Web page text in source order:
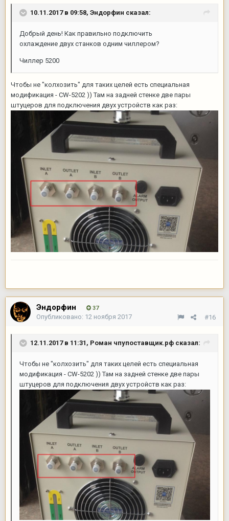
10.11.2017 в 09:58, Эндорфин сказал:
Добрый день! Как правильно подключить
охлаждение двух станков одним чиллером?
Чиллер 5200
Чтобы не "колхозить" для таких целей есть специальная
модификация - CW-5202 )) Там на задней стенке две пары
штуцеров для подключения двух устройств как раз:
Эндорфин 37
#16
Опубликовано: 12 ноября 2017
12.11.2017 в 11:31, Роман чпупоставщик.рф сказал:
Чтобы не "колхозить" для таких целей есть специальная
модификация - CW-5202 )) Там на задней стенке две пары
штуцеров для подключения двух устройств как раз: